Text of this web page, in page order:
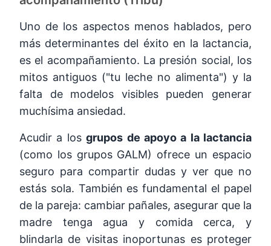
Uno de los aspectos menos hablados, pero
más determinantes del éxito en la lactancia,
es el acompañamiento. La presión social, los
mitos antiguos ("tu leche no alimenta") y la
falta de modelos visibles pueden generar
muchísima ansiedad.
Acudir a losgrupos de apoyo a la lactancia
(como los grupos GALM) ofrece un espacio
seguro para compartir dudas y ver que no
estás sola. También es fundamental el papel
de la pareja: cambiar pañales, asegurar que la
madre tenga agua y comida cerca, y
blindarla de visitas inoportunas es proteger